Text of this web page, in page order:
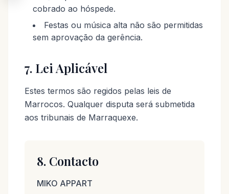
cobrado ao hóspede.
Festas ou música alta não são permitidas
sem aprovação da gerência.
7. Lei Aplicável
Estes termos são regidos pelas leis de
Marrocos. Qualquer disputa será submetida
aos tribunais de Marraquexe.
8. Contacto
MIKO APPART